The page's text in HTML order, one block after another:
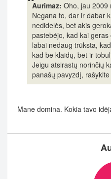
Aurimaz: Oho, jau 2009
Negana to, dar ir dabar
nedidelės, bet akis
pastebėjo, kad kai
labai nedaug trūksta,
kad be klaidų, bet ir
Jeigu atsirastų norinčių
panašų pavyzdį,
Mane domina. Kokia tavo